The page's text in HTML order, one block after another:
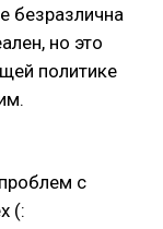
безразлична
но это
политике
с
(: